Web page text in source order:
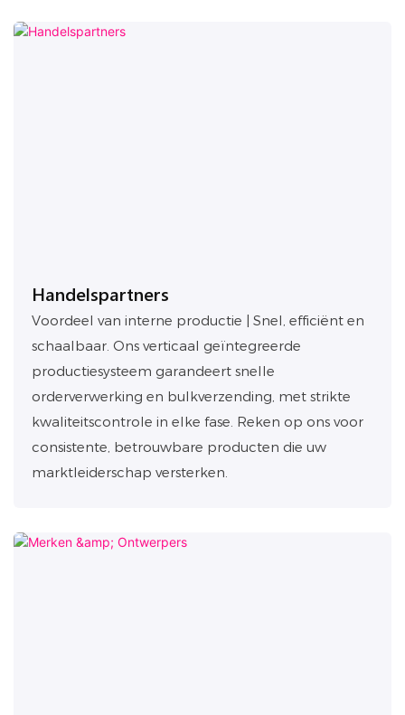
Handelspartners
Voordeel van interne productie | Snel, efficiënt en
schaalbaar. Ons verticaal geïntegreerde
productiesysteem garandeert snelle
orderverwerking en bulkverzending, met strikte
kwaliteitscontrole in elke fase. Reken op ons voor
consistente, betrouwbare producten die uw
marktleiderschap versterken.